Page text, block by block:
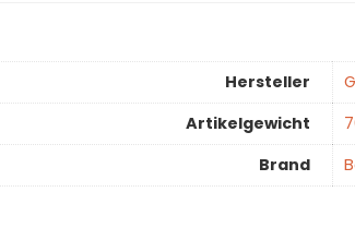
Hersteller
Artikelgewicht
Brand